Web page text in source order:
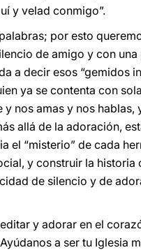
y velad conmigo”.
por esto
de amigo y con
a decir esos “gemidos
ya se contenta con
nos amas y nos hablas,
allá de la adoración,
el “misterio” de cada
y construir la
de silencio y de
y adorar en el
a ser tu Iglesia